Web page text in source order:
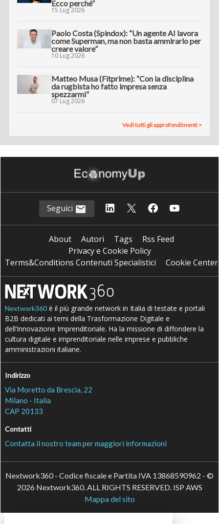
Ecco perché”
15 Lug 2026
Paolo Costa (Spindox): “Un agente AI lavora
come Superman, ma non basta ammirarlo per
creare valore”
10 Lug 2026
Matteo Musa (Fitprime): “Con la disciplina
da rugbista ho fatto impresa senza
spezzarmi”
07 Lug 2026
Vedi tutti gli approfondimenti >
Seguici
About Autori Tags
Rss Feed
Privacy e Cookie Policy
Terms&Conditions Contenuti Specialistici
Cookie Center
Nextwork360 è il più grande network in Italia di testate e portali
B2B dedicati ai temi della Trasformazione Digitale e
dell’Innovazione Imprenditoriale. Ha la missione di diffondere la
cultura digitale e imprenditoriale nelle imprese e pubbliche
amministrazioni italiane.
Indirizzo
Via Moretto da Brescia, 22
Milano - Italia
CAP 20133
Contatti
Contatta il nostro team per maggiori informazioni
Nextwork360 - Codice fiscale e Partita IVA 13868590962 - ©
2026 Nextwork360. ALL RIGHTS RESERVED. ISP AWS
Mappa del sito